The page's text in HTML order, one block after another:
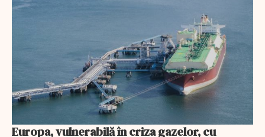
Europa, vulnerabilă în criza gazelor, cu